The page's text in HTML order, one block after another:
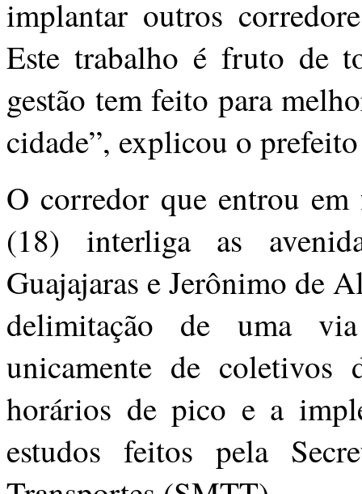
implantar outros
Este trabalho é fruto de
gestão tem feito para
cidade”, explicou o
O corredor que entrou
(18) interliga as
Guajajaras e Jerônimo de
delimitação de uma
unicamente de coletivos
horários de pico e a
estudos feitos pela